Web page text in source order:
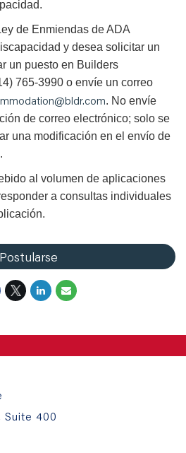
de Enmiendas de ADA
y desea solicitar un
un puesto en Builders
765-3990 o envíe un correo
. No envíe
de correo electrónico; solo se
una modificación en el envío de
al volumen de aplicaciones
a consultas individuales
Postularse
Suite 400